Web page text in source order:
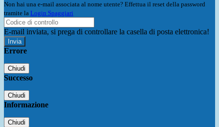
Non hai una e-mail associata al nome utente? Effettua il reset della password
tramite la Login Spaggiari
E-mail inviata, si prega di controllare la casella di posta elettronica!
Errore
Chiudi
Successo
Chiudi
Informazione
Chiudi